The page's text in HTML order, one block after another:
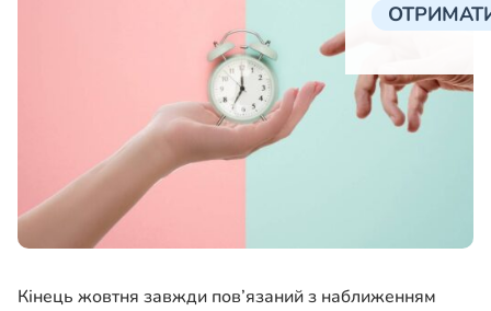
Кінець жовтня завжди пов’язаний з наближенням